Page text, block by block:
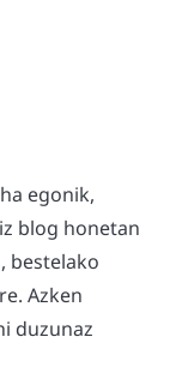
egonik,
blog honetan
bestelako
Azken
duzunaz